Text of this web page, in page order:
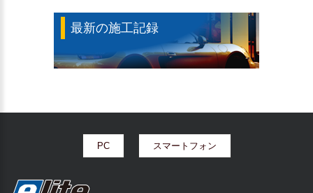
最新の施工記録
PC スマートフォン